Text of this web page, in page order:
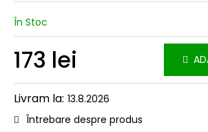
În Stoc
173 lei
13.8.2026
Întrebare despre produs